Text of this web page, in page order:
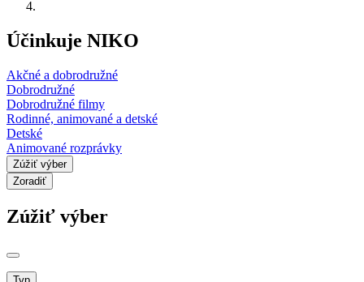
Účinkuje NIKO
Akčné a dobrodružné
Dobrodružné
Dobrodružné filmy
Rodinné, animované a detské
Detské
Animované rozprávky
Zúžiť výber
Zoradiť
Zúžiť výber